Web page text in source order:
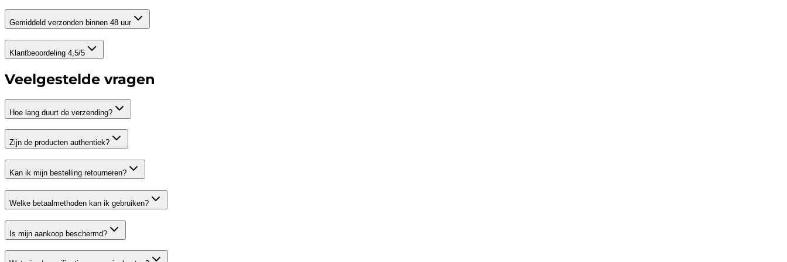
Gemiddeld verzonden binnen 48 uur
Klantbeoordeling 4,5/5
Veelgestelde vragen
Hoe lang duurt de verzending?
Zijn de producten authentiek?
Kan ik mijn bestelling retourneren?
Welke betaalmethoden kan ik gebruiken?
Is mijn aankoop beschermd?